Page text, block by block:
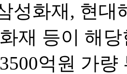
성화재, 현대
재 등이 해
억원 가